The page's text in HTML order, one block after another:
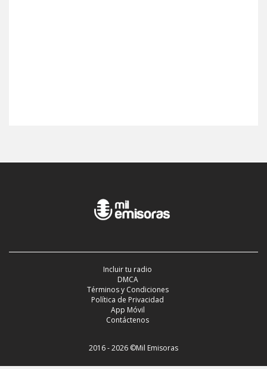
Incluir tu radio
DMCA
Términos y Condiciones
Política de Privacidad
App Móvil
Contáctenos
2016 - 2026 ©Mil Emisoras